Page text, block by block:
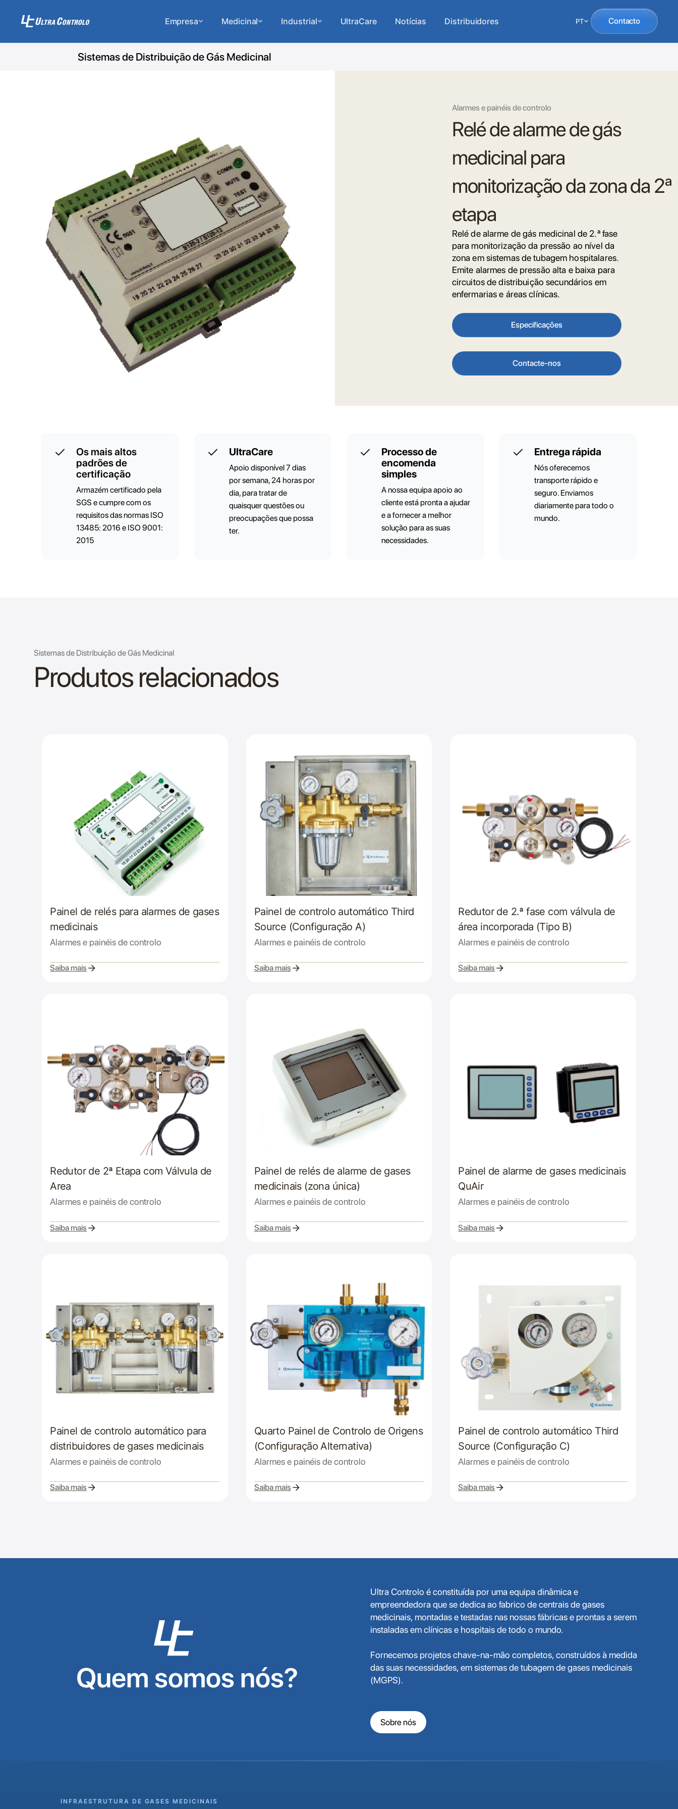
Empresa Medicinal Industrial UltraCare Notícias Distribuidores PT Contacto
Sistemas de Distribuição de Gás Medicinal
Alarmes e painéis de controlo
Relé de alarme de gás
medicinal para
monitorização da zona da 2ª
etapa
Relé de alarme de gás medicinal de 2.ª fase
para monitorização da pressão ao nível da
zona em sistemas de tubagem hospitalares.
Emite alarmes de pressão alta e baixa para
circuitos de distribuição secundários em
enfermarias e áreas clínicas.
Especificações
Contacte-nos
Os mais altos
padrões de
certificação
Armazém certificado pela
SGS e cumpre com os
requisitos das normas ISO
13485: 2016 e ISO 9001:
2015
UltraCare
Apoio disponível 7 dias
por semana, 24 horas por
dia, para tratar de
quaisquer questões ou
preocupações que possa
ter.
Processo de
encomenda
simples
A nossa equipa apoio ao
cliente está pronta a ajudar
e a fornecer a melhor
solução para as suas
necessidades.
Entrega rápida
Nós oferecemos
transporte rápido e
seguro. Enviamos
diariamente para todo o
mundo.
Sistemas de Distribuição de Gás Medicinal
Produtos relacionados
Painel de relés para alarmes de gases
medicinais
Alarmes e painéis de controlo
Saiba mais
Painel de controlo automático Third
Source (Configuração A)
Alarmes e painéis de controlo
Saiba mais
Redutor de 2.ª fase com válvula de
área incorporada (Tipo B)
Alarmes e painéis de controlo
Saiba mais
Redutor de 2ª Etapa com Válvula de
Area
Alarmes e painéis de controlo
Saiba mais
Painel de relés de alarme de gases
medicinais (zona única)
Alarmes e painéis de controlo
Saiba mais
Painel de alarme de gases medicinais
QuAir
Alarmes e painéis de controlo
Saiba mais
Painel de controlo automático para
distribuidores de gases medicinais
Alarmes e painéis de controlo
Saiba mais
Quarto Painel de Controlo de Origens
(Configuração Alternativa)
Alarmes e painéis de controlo
Saiba mais
Painel de controlo automático Third
Source (Configuração C)
Alarmes e painéis de controlo
Saiba mais
Quem somos nós?
Ultra Controlo é constituída por uma equipa dinâmica e
empreendedora que se dedica ao fabrico de centrais de gases
medicinais, montadas e testadas nas nossas fábricas e prontas a serem
instaladas em clínicas e hospitais de todo o mundo.
Fornecemos projetos chave-na-mão completos, construídos à medida
das suas necessidades, em sistemas de tubagem de gases medicinais
(MGPS).
Sobre nós
INFRAESTRUTURA DE GASES MEDICINAIS